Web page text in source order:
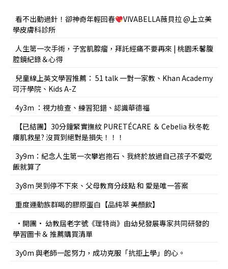
看不出動過針！卻神奇年輕回春
VIVABELLA薇貝拉 @上立美
學皮膚科診所
人生第一次手術，子宮肌腺瘤，拜託經痛不要再來 | 桃園禾馨腹
腔鏡紀錄＆心得
兒童線上英文學習推薦： 51 talk 一對一家教、Khan Academy
可汗學院、Kids A-Z
4y3m ：視力檢查、練習犯錯、認識華德福
【已結團】30分鐘緊實撫紋 PURETÉCARE ＆ Cebelia 秋冬乾
癢肌救星? 沒買到絕對是損失！！！
3y9m：紀念人生第一次攀岩抱石、我終於放過自己孩子不愛吃
飯就算了
3y8m 哭到停不下來、父母教育分歧點 和 愛是唯一答案
重度運動族群喝的膠原蛋白【品純萃 美顏飲】
•開團• 幼教屆老字號《理特尚》由幼兒發展專家共同研發的
學習圖卡＆ 推薦購買清單
3y0m 與老師一起努力，成功克服「抗拒上學」的心。